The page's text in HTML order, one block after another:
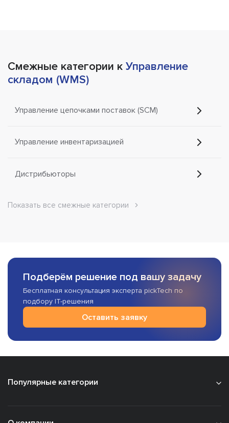
Смежные категории к Управление
складом (WMS)
Управление цепочками поставок (SCM)
Управление инвентаризацией
Дистрибьюторы
Показать все смежные категории
Подберём решение под вашу задачу
Бесплатная консультация эксперта pickTech по
подбору IT-решения
Оставить заявку
Популярные категории